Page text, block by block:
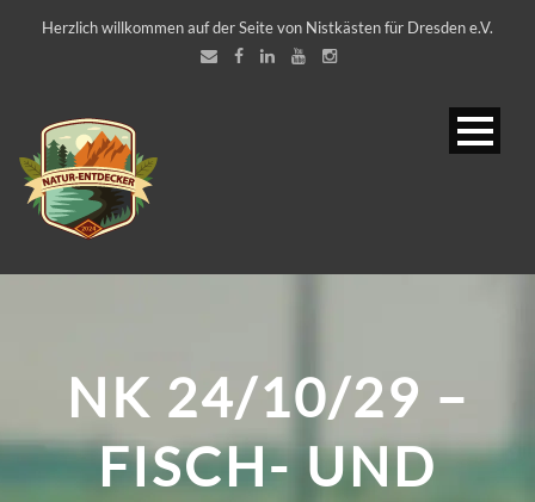
Herzlich willkommen auf der Seite von Nistkästen für Dresden e.V.
NK 24/10/29 –
FISCH- UND